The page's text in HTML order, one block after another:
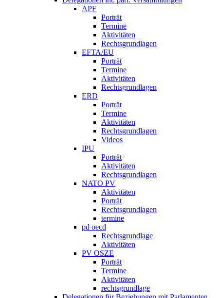
APF
Porträt
Termine
Aktivitäten
Rechtsgrundlagen
EFTA/EU
Porträt
Termine
Aktivitäten
Rechtsgrundlagen
ERD
Porträt
Termine
Aktivitäten
Rechtsgrundlagen
Videos
IPU
Porträt
Aktivitäten
Rechtsgrundlagen
NATO PV
Aktivitäten
Porträt
Rechtsgrundlagen
termine
pd oecd
Rechtsgrundlage
Aktivitäten
PV OSZE
Porträt
Termine
Aktivitäten
rechtsgrundlage